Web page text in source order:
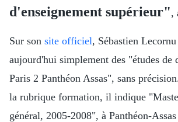
d'enseignement supérieur",
Sur son site officiel, Sébastien
aujourd'hui simplement des "études
Paris 2 Panthéon Assas", sans
la rubrique formation, il indique
général, 2005-2008", à Panthéon-